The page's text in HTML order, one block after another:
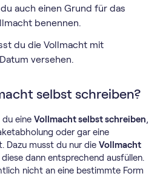
auch einen Grund für das
benennen.
du die Vollmacht mit
versehen.
selbst schreiben?
eine Vollmacht selbst schreiben,
oder gar eine
Dazu musst du nur die Vollmacht
diese dann entsprechend ausfüllen.
nicht an eine bestimmte Form